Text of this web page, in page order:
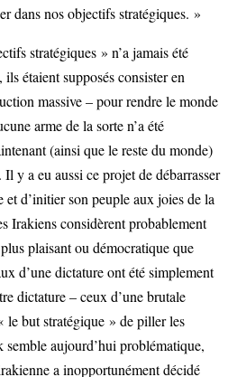
dans nos objectifs stratégiques. »
stratégiques » n’a jamais été
étaient supposés consister en
massive – pour rendre le monde
arme de la sorte n’a été
(ainsi que le reste du monde)
y a eu aussi ce projet de débarrasser
d’initier son peuple aux joies de la
Irakiens considèrent probablement
plaisant ou démocratique que
d’une dictature ont été simplement
dictature – ceux d’une brutale
le but stratégique » de piller les
semble aujourd’hui problématique,
a inopportunément décidé